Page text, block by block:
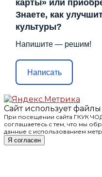
карты» или
Знаете, как
культуры?
Напишите — решим!
Написать
Сайт использует
При посещении сайта ГКУК
соглашаетесь с тем, что мы
данные с использованием
Я согласен